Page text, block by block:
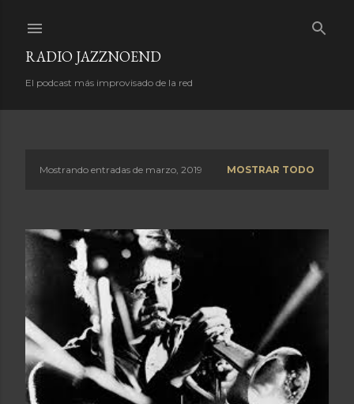
RADIO JAZZNOEND
El podcast más improvisado de la red
t
r
a
d
a
Mostrando entradas de marzo, 2019 MOSTRAR TODO